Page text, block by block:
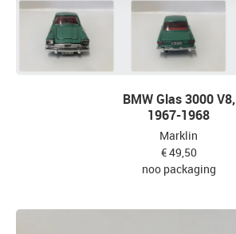
BMW Glas 3000 V8,
1967-1968
Marklin
€ 49,50
noo packaging